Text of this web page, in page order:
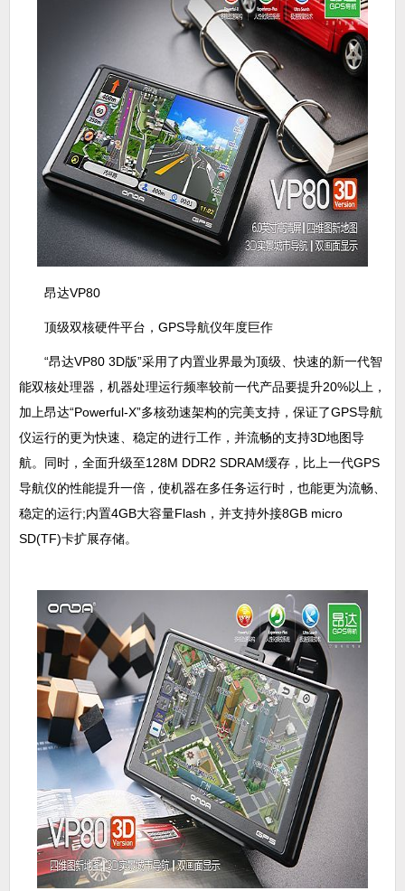
昂达VP80
顶级双核硬件平台，GPS导航仪年度巨作
“昂达VP80 3D版”采用了内置业界最为顶级、快速的新一代智
能双核处理器，机器处理运行频率较前一代产品要提升20%以上，
加上昂达“Powerful-X”多核劲速架构的完美支持，保证了GPS导航
仪运行的更为快速、稳定的进行工作，并流畅的支持3D地图导
航。同时，全面升级至128M DDR2 SDRAM缓存，比上一代GPS
导航仪的性能提升一倍，使机器在多任务运行时，也能更为流畅、
稳定的运行;内置4GB大容量Flash，并支持外接8GB micro
SD(TF)卡扩展存储。